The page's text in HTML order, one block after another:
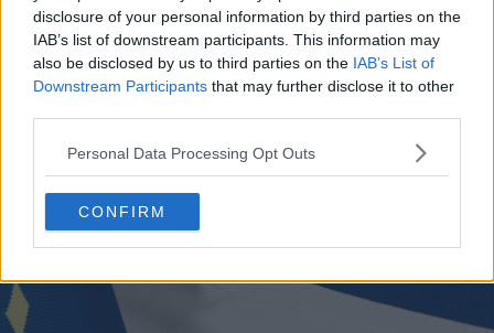
disclosure of your personal information by third parties on the
IAB’s list of downstream participants. This information may
also be disclosed by us to third parties on the IAB’s List of
Downstream Participants that may further disclose it to other
Personal Data Processing Opt Outs
CONFIRM
Sur le col intérieur du maillot figure le texte en
portugais : "A União Faz a Força" (L'unité fait la force).